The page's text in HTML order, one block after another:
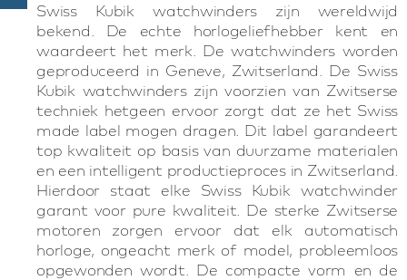
Swiss Kubik watchwinders zijn wereldwijd
bekend. De echte horlogeliefhebber kent en
waardeert het merk. De watchwinders worden
geproduceerd in Geneve, Zwitserland. De Swiss
Kubik watchwinders zijn voorzien van Zwitserse
techniek hetgeen ervoor zorgt dat ze het Swiss
made label mogen dragen. Dit label garandeert
top kwaliteit op basis van duurzame materialen
en een intelligent productieproces in Zwitserland.
Hierdoor staat elke Swiss Kubik watchwinder
garant voor pure kwaliteit. De sterke Zwitserse
motoren zorgen ervoor dat elk automatisch
horloge, ongeacht merk of model, probleemloos
opgewonden wordt. De compacte vorm en de